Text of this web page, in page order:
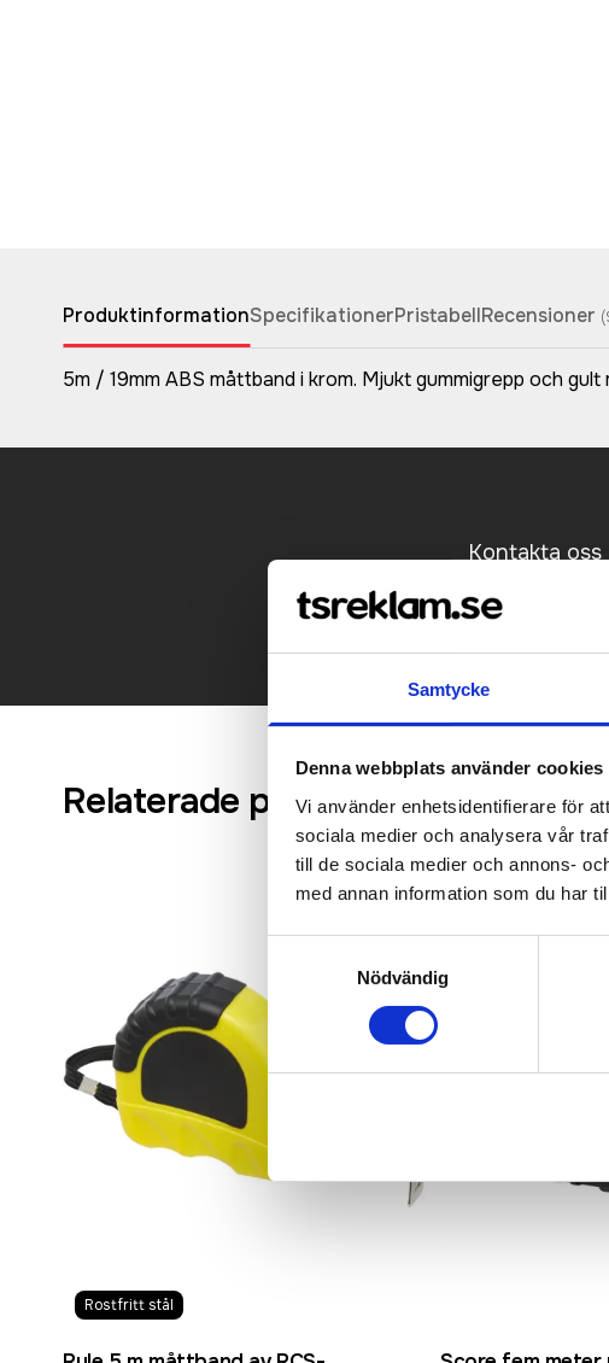
Samtycke
Denna webbplats använder cookies
Vi använder enhetsidentifierare för
sociala medier och analysera vår
till de sociala medier och annons-
med annan information som du har
Nödvändig
ProduktinformationSpecifikationerPristabellRecensioner (
5m / 19mm ABS måttband i krom. Mjukt gummigrepp och
Kontakta
Relaterade produkter
Rostfritt stål